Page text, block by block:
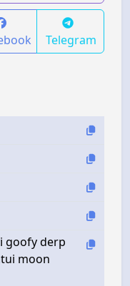
Telegram
goofy derp
moon